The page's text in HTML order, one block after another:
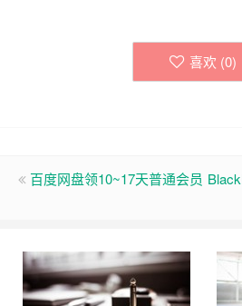
喜欢 (0)
百度网盘领10~17天普通会员